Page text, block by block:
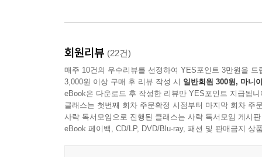
으로 베네치아 화가들은 자신들만의 화법을 형성
영국, 프랑스, 미국이 미술에 투자하는 이유는 뭘까
우리는 소위 선진국을 방문하면 영국의 영국박
미술관을 필수 코스처럼 찾는다. 세계사를 쥐락
미술관에 투자하고, 화가들을 후원하며, 미술
‘예술’이라는 이름이 붙고 천문학적 가격이 매겨지
회원리뷰 (22건)
매주 10건의 우수리뷰를 선정하여 YES포인트 3만원을 드
3,000원 이상 구매 후 리뷰 작성 시 일반회원 300원, 마니
eBook은 다운로드 후 작성한 리뷰만 YES포인트 지급됩니
클래스는 첫번째 회차 주문확정 시점부터 마지막 회차 주
사락 독서모임으로 진행된 클래스는 사락 독서모임 게시
eBook 페이백, CD/LP, DVD/Blu-ray, 패션 및 판매금지 상